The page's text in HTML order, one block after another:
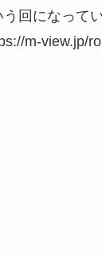
回になってい
m-view.jp/